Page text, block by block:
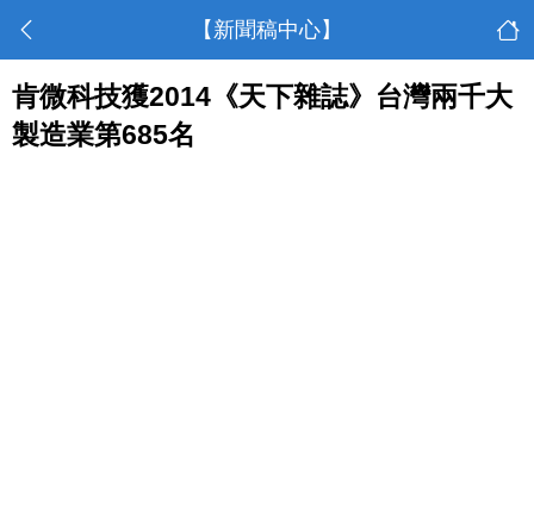
【新聞稿中心】
肯微科技獲2014《天下雜誌》台灣兩千大
製造業第685名